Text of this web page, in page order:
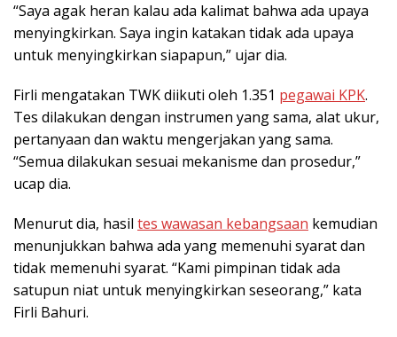
“Saya agak heran kalau ada kalimat bahwa ada upaya
menyingkirkan. Saya ingin katakan tidak ada upaya
untuk menyingkirkan siapapun,” ujar dia.
Firli mengatakan TWK diikuti oleh 1.351 pegawai KPK.
Tes dilakukan dengan instrumen yang sama, alat ukur,
pertanyaan dan waktu mengerjakan yang sama.
“Semua dilakukan sesuai mekanisme dan prosedur,”
ucap dia.
Menurut dia, hasil tes wawasan kebangsaan kemudian
menunjukkan bahwa ada yang memenuhi syarat dan
tidak memenuhi syarat. “Kami pimpinan tidak ada
satupun niat untuk menyingkirkan seseorang,” kata
Firli Bahuri.